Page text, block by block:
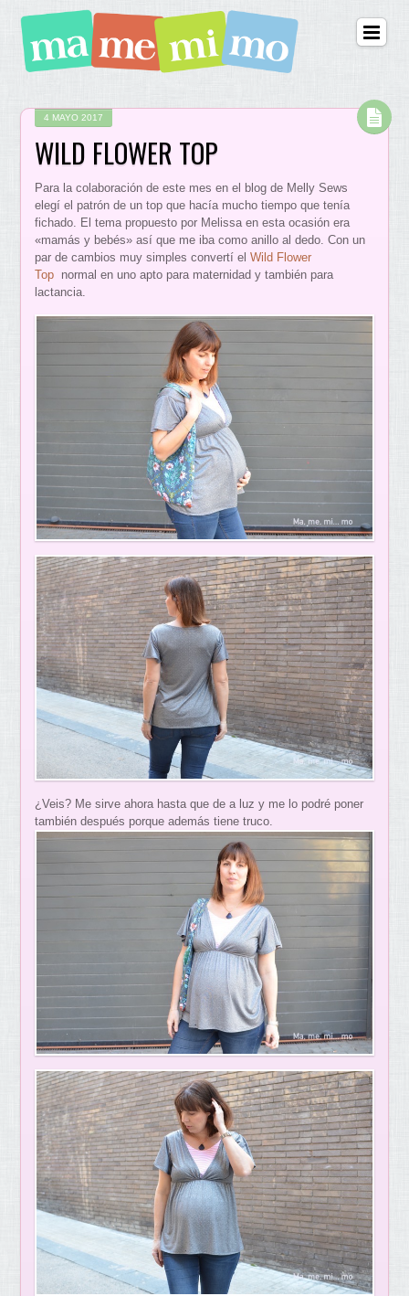
4 MAYO 2017
WILD FLOWER TOP
Para la colaboración de este mes en el blog de Melly Sews
elegí el patrón de un top que hacía mucho tiempo que tenía
fichado. El tema propuesto por Melissa en esta ocasión era
«mamás y bebés» así que me iba como anillo al dedo. Con un
par de cambios muy simples convertí elWild Flower
Top normal en uno apto para maternidad y también para
lactancia.
¿Veis? Me sirve ahora hasta que de a luz y me lo podré poner
también después porque además tiene truco.